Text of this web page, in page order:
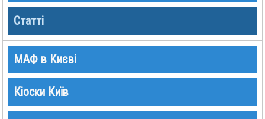
Статті
МАФ в Києві
Кіоски Київ